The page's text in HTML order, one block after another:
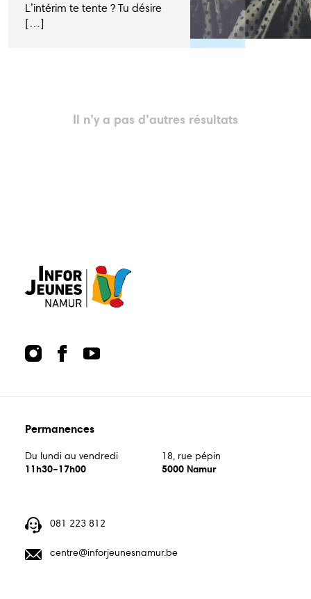
L’intérim te tente ? Tu désire
[…]
Il n’y a pas d’autres résultats
081 223 812
centre@inforjeunesnamur.be
Permanences
Du lundi au vendredi
11h30–17h00
18, rue pépin
5000 Namur